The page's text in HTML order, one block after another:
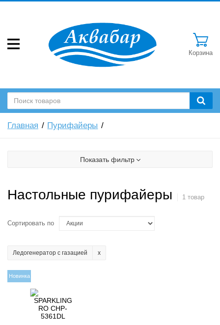
Корзина
Главная Пурифайеры
Показать фильтр
Настольные пурифайеры 1 товар
Сортировать по
Ледогенератор с газацией
Новинка